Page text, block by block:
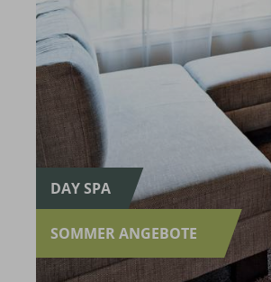
DAY SPA
SOMMER ANGEBOTE